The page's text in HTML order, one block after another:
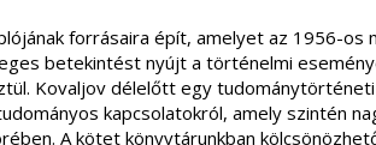
forrásaira épít, amelyet az 1956-os
betekintést nyújt a történelmi
Kovaljov délelőtt egy tudománytörténeti
kapcsolatokról, amely szintén
A kötet könyvtárunkban